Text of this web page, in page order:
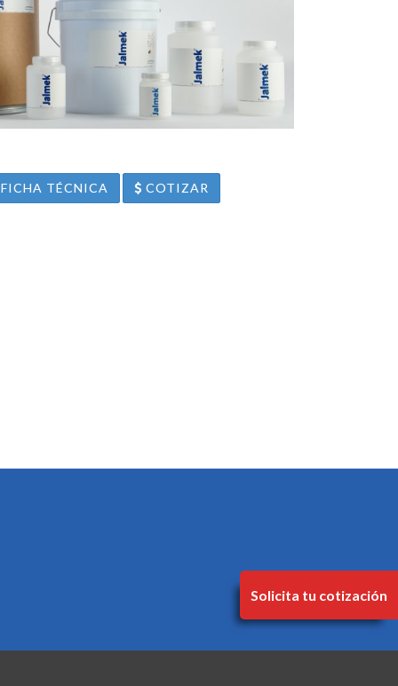
Solicita tu cotización
FICHA TÉCNICA COTIZAR